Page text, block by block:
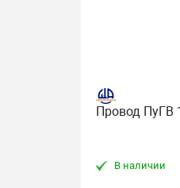
Провод ПуГВ
В наличии